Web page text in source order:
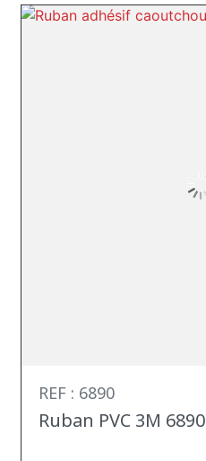
REF : 6890
Ruban PVC 3M 6890